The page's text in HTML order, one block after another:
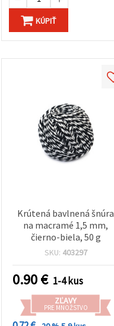
KÚPIŤ
Krútená bavlnená šnúra
na macramé 1,5 mm,
čierno-biela, 50 g
SKU: 403297
0.90€ 1-4 kus
ZĽAVY
PRE MNOŽSTVO